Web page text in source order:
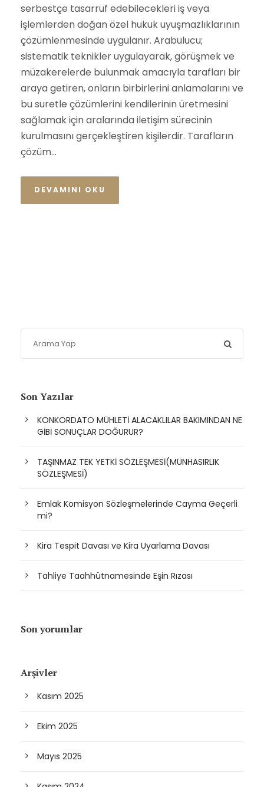
serbestçe tasarruf edebilecekleri iş veya
işlemlerden doğan özel hukuk uyuşmazlıklarının
çözümlenmesinde uygulanır. Arabulucu;
sistematik teknikler uygulayarak, görüşmek ve
müzakerelerde bulunmak amacıyla tarafları bir
araya getiren, onların birbirlerini anlamalarını ve
bu suretle çözümlerini kendilerinin üretmesini
sağlamak için aralarında iletişim sürecinin
kurulmasını gerçekleştiren kişilerdir. Tarafların
çözüm...
DEVAMINI OKU
Son Yazılar
KONKORDATO MÜHLETİ ALACAKLILAR BAKIMINDAN NE
GİBİ SONUÇLAR DOĞURUR?
TAŞINMAZ TEK YETKİ SÖZLEŞMESİ(MÜNHASIRLIK
SÖZLEŞMESİ)
Emlak Komisyon Sözleşmelerinde Cayma Geçerli
mi?
Kira Tespit Davası ve Kira Uyarlama Davası
Tahliye Taahhütnamesinde Eşin Rızası
Son yorumlar
Arşivler
Kasım 2025
Ekim 2025
Mayıs 2025